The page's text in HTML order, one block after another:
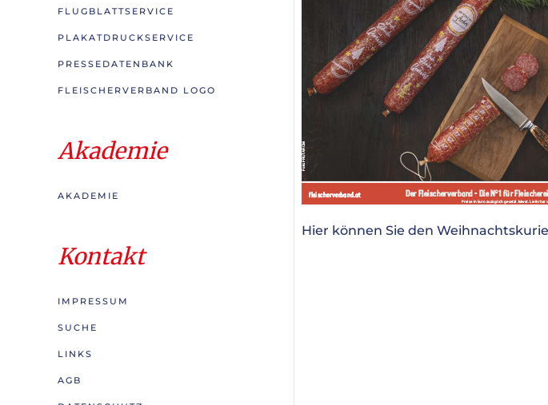
Hier können Sie den
FLUGBLATTSERVICE
PLAKATDRUCKSERVICE
PRESSEDATENBANK
FLEISCHERVERBAND LOGO
Akademie
AKADEMIE
Kontakt
IMPRESSUM
SUCHE
LINKS
AGB